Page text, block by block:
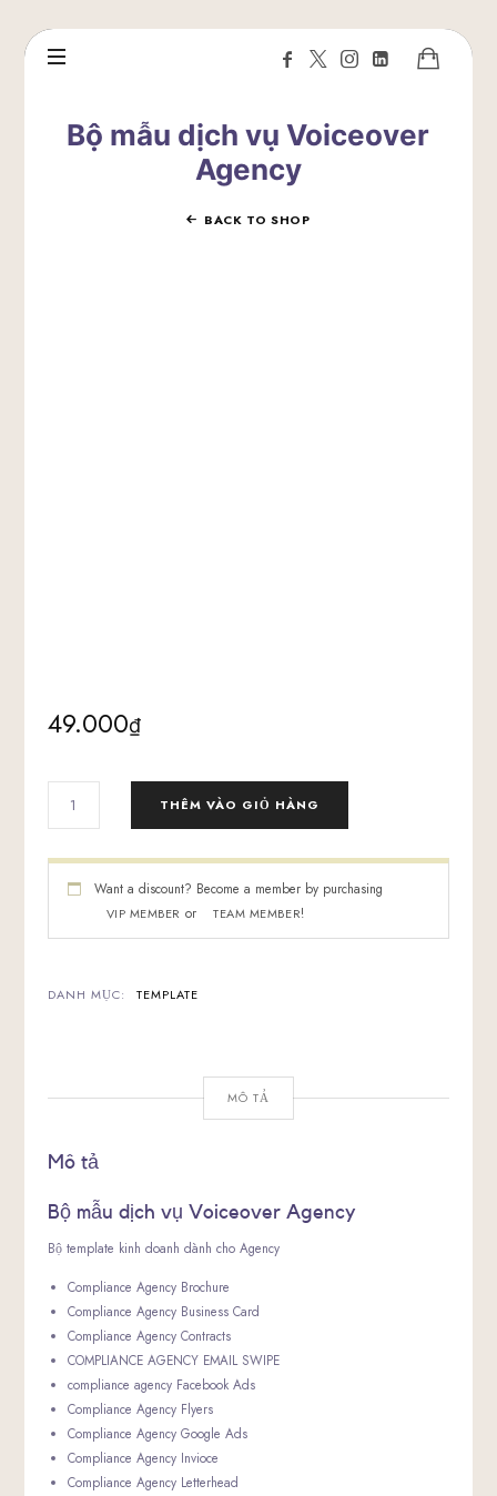
Bộ mẫu dịch vụ Voiceover
Agency
BACK TO SHOP
49.000₫
MẪU
VỤ
VOICEOVER
THÊM VÀO GIỎ HÀNG
Want a discount? Become a member by purchasing
VIP MEMBER or TEAM MEMBER!
DANH MỤC: TEMPLATE
MÔ TẢ
Mô tả
Bộ mẫu dịch vụ Voiceover Agency
Bộ template kinh doanh dành cho Agency
Compliance Agency Brochure
Compliance Agency Business Card
Compliance Agency Contracts
COMPLIANCE AGENCY EMAIL SWIPE
compliance agency Facebook Ads
Compliance Agency Flyers
Compliance Agency Google Ads
Compliance Agency Invioce
Compliance Agency Letterhead